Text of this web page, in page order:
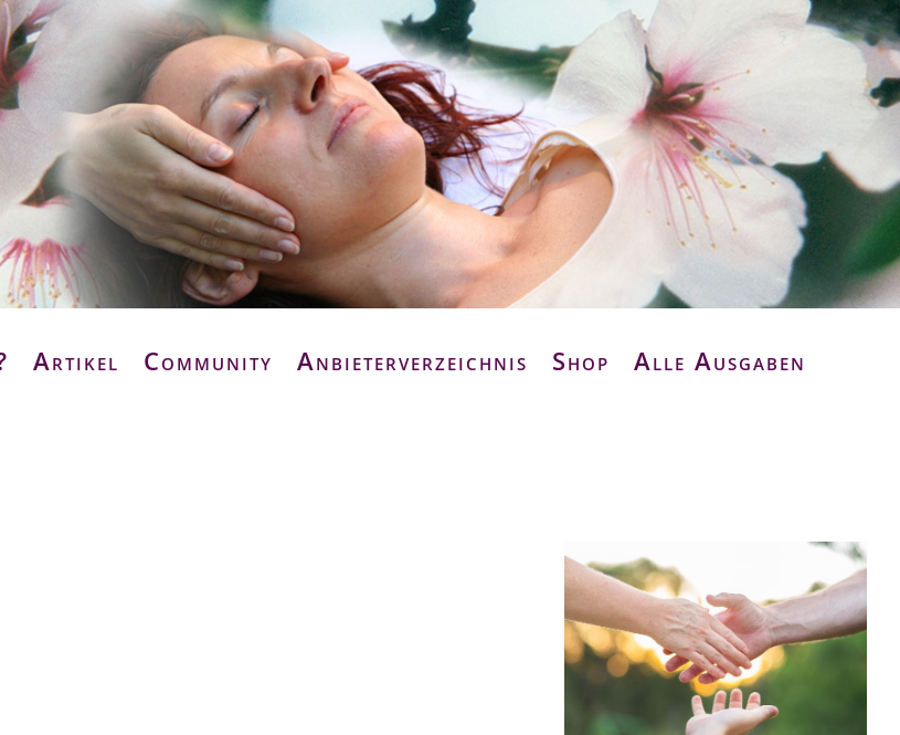
Artikel Community Anbieterverzeichnis Shop Alle Ausgaben